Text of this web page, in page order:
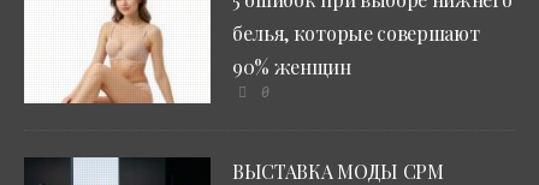
белья, которые совершают
90% женщин
0
ВЫСТАВКА МОДЫ CPM